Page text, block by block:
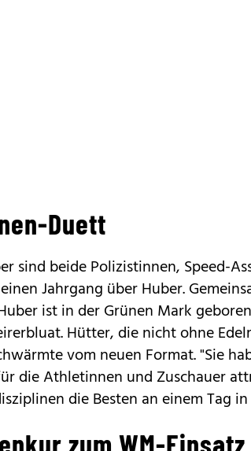
Duett
sind beide Polizistinnen, Speed-
Jahrgang über Huber.
ist in der Grünen Mark
Hütter, die nicht ohne
vom neuen Format. "Sie
die Athletinnen und Zuschauer
die Besten an einem Tag
zum WM-Einsatz